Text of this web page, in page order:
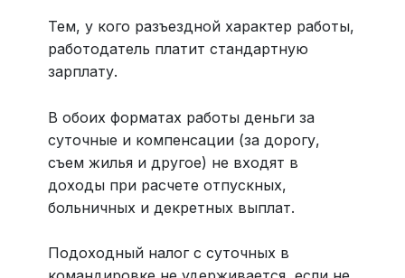
Тем, у кого разъездной характер работы,
работодатель платит стандартную
зарплату.
В обоих форматах работы деньги за
суточные и компенсации (за дорогу,
съем жилья и другое) не входят в
доходы при расчете отпускных,
больничных и декретных выплат.
Подоходный налог с суточных в